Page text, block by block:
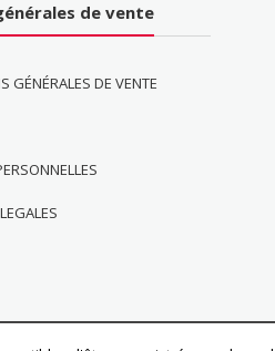
de vente
GÉNÉRALES DE VENTE